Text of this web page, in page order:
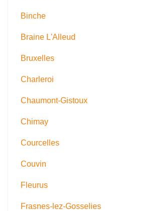
Binche
Braine L'Alleud
Bruxelles
Charleroi
Chaumont-Gistoux
Chimay
Courcelles
Couvin
Fleurus
Frasnes-lez-Gosselies